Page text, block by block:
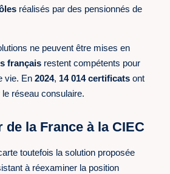
réalisés par des pensionnés de
ne peuvent être mises en
français restent compétents pour
vie. En2024, 14 014 certificats ont
réseau consulaire.
de la France à la CIEC
toutefois la solution proposée
à réexaminer la position